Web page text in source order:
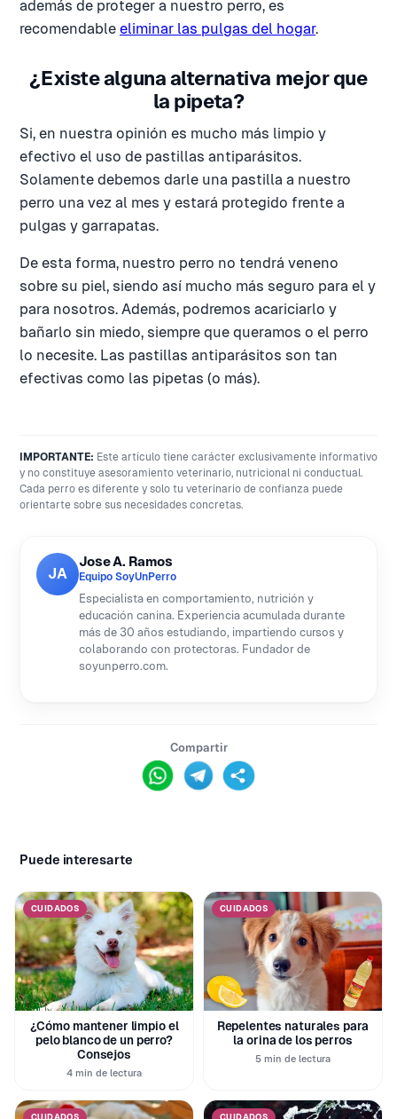
además de proteger a nuestro perro, es
recomendable eliminar las pulgas del hogar.
¿Existe alguna alternativa mejor que
la pipeta?
Si, en nuestra opinión es mucho más limpio y
efectivo el uso de pastillas antiparásitos.
Solamente debemos darle una pastilla a nuestro
perro una vez al mes y estará protegido frente a
pulgas y garrapatas.
De esta forma, nuestro perro no tendrá veneno
sobre su piel, siendo así mucho más seguro para el y
para nosotros. Además, podremos acariciarlo y
bañarlo sin miedo, siempre que queramos o el perro
lo necesite. Las pastillas antiparásitos son tan
efectivas como las pipetas (o más).
IMPORTANTE: Este artículo tiene carácter exclusivamente informativo
y no constituye asesoramiento veterinario, nutricional ni conductual.
Cada perro es diferente y solo tu veterinario de confianza puede
orientarte sobre sus necesidades concretas.
JA
Jose A. Ramos
Equipo SoyUnPerro
Especialista en comportamiento, nutrición y
educación canina. Experiencia acumulada durante
más de 30 años estudiando, impartiendo cursos y
colaborando con protectoras. Fundador de
soyunperro.com.
Compartir
Puede interesarte
CUIDADOS
¿Cómo mantener limpio el
pelo blanco de un perro?
Consejos
4 min de lectura
CUIDADOS
Repelentes naturales para
la orina de los perros
5 min de lectura
CUIDADOS CUIDADOS